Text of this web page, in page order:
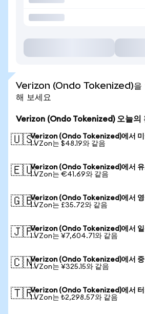
Verizon (Ondo Tokenized)을
해 보세요
Verizon (Ondo Tokenized) 오늘의
🇺🇸Verizon (Ondo Tokenized)에서 미
1 VZon는 $48.19와 같음
🇪🇺Verizon (Ondo Tokenized)에서
1 VZon는 €41.69와 같음
🇬🇧Verizon (Ondo Tokenized)에서 영
1 VZon는 £35.72와 같음
🇯🇵Verizon (Ondo Tokenized)에서 일
1 VZon는 ¥7,604.71와 같음
🇨🇳Verizon (Ondo Tokenized)에서 중
1 VZon는 ¥325.15와 같음
🇹🇷Verizon (Ondo Tokenized)에서 터
1 VZon는 ₺2,298.57와 같음